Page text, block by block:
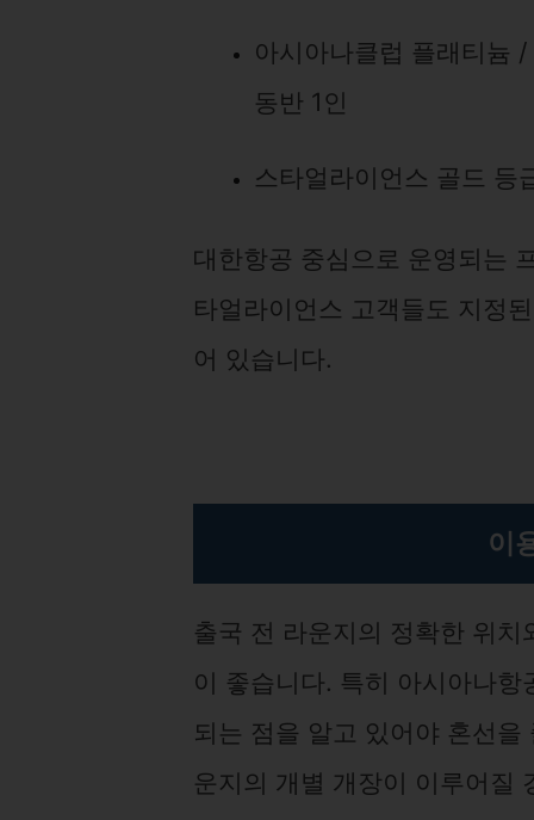
아시아나클럽 플래티늄
동반 1인
스타얼라이언스 골드 등
대한항공 중심으로 운영되는
타얼라이언스 고객들도 지정
어 있습니다.
이
출국 전 라운지의 정확한 위
이 좋습니다. 특히 아시아나
되는 점을 알고 있어야 혼선
운지의 개별 개장이 이루어질